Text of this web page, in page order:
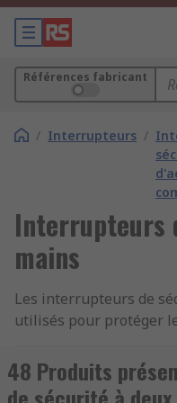
Références fabricant
/ Interrupteurs /
Interrupteurs
mains
Les interrupteurs de
utilisés pour protéger
fonctionnement de la
dangereux. Les deux
48 Produits